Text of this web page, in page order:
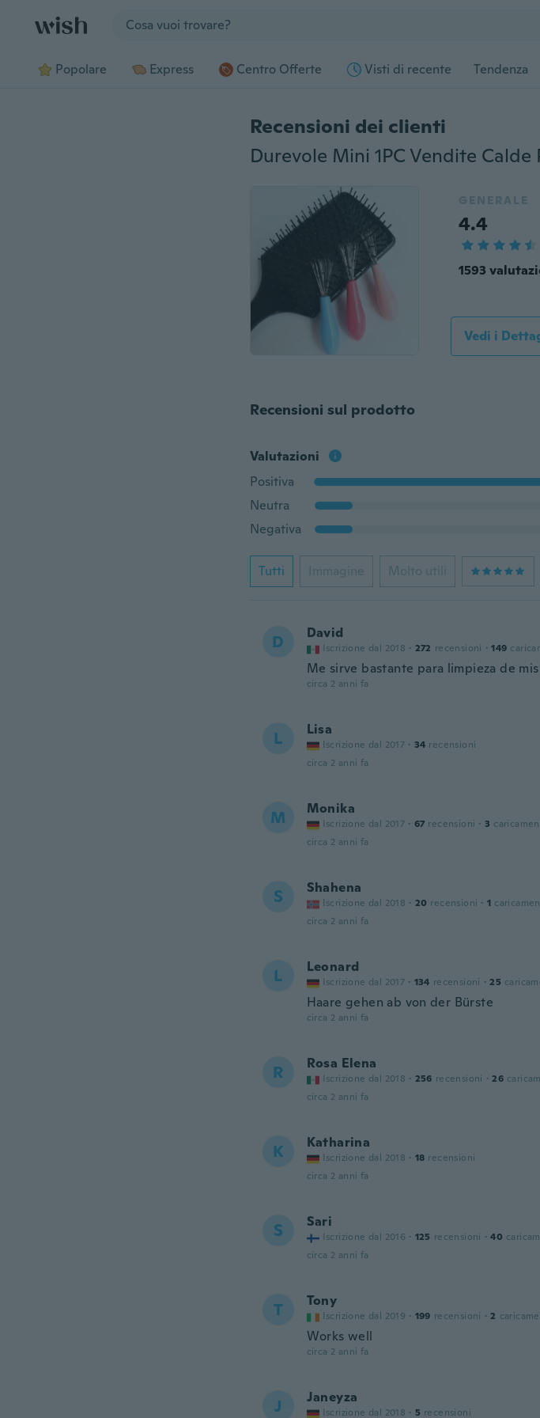
Popolare Express Centro Offerte Visti di recente Tendenza
Recensioni dei clienti
GENERALE
4.4
1593
Vedi i
Recensioni sul prodotto
Valutazioni
Positiva
Neutra
Negativa
Tutti Immagine Molto utili
D David
Iscrizione dal 2018 · 272 recensioni · 149
Me sirve bastante para limpieza de
circa 2 anni fa
L Lisa
Iscrizione dal 2017 · 34 recensioni
circa 2 anni fa
M Monika
Iscrizione dal 2017 · 67 recensioni · 3
circa 2 anni fa
S Shahena
Iscrizione dal 2018 · 20 recensioni · 1
circa 2 anni fa
L Leonard
Iscrizione dal 2017 · 134 recensioni · 25
Haare gehen ab von der Bürste
circa 2 anni fa
R Rosa Elena
Iscrizione dal 2018 · 256 recensioni · 26
circa 2 anni fa
K Katharina
Iscrizione dal 2018 · 18 recensioni
circa 2 anni fa
S Sari
Iscrizione dal 2016 · 125 recensioni · 40
circa 2 anni fa
T Tony
Iscrizione dal 2019 · 199 recensioni · 2
Works well
circa 2 anni fa
J Janeyza
Iscrizione dal 2018 · 5 recensioni